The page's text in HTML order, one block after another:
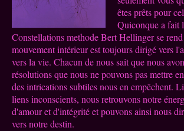
êtes prêts pour
Quiconque a fait
Constellations methode Bert Hellinger se
mouvement intérieur est toujours dirigé vers
vers la vie. Chacun de nous sait que nous
résolutions que nous ne pouvons pas mettre
des intrications subtiles nous en empêchent.
liens inconscients, nous retrouvons notre
d'amour et d'intégrité et pouvons ainsi nous
vers notre destin.